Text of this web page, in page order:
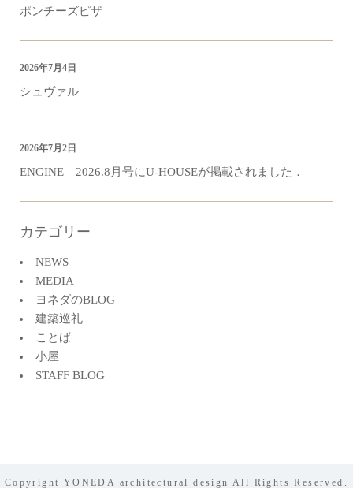
ポンチーズピザ
シュヴァル
2026年7月4日
ENGINE 2026.8月号にU-HOUSEが掲載されました．
2026年7月2日
カテゴリー
NEWS
MEDIA
ヨネダのBLOG
建築巡礼
ことば
小屋
STAFF BLOG
Copyright YONEDA architectural design All Rights Reserved.